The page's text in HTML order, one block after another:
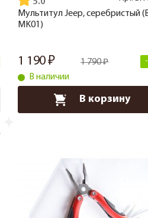
5.0
Мультитул Jeep, серебристый
MK01)
1 190 1 790
В наличии
В корзину